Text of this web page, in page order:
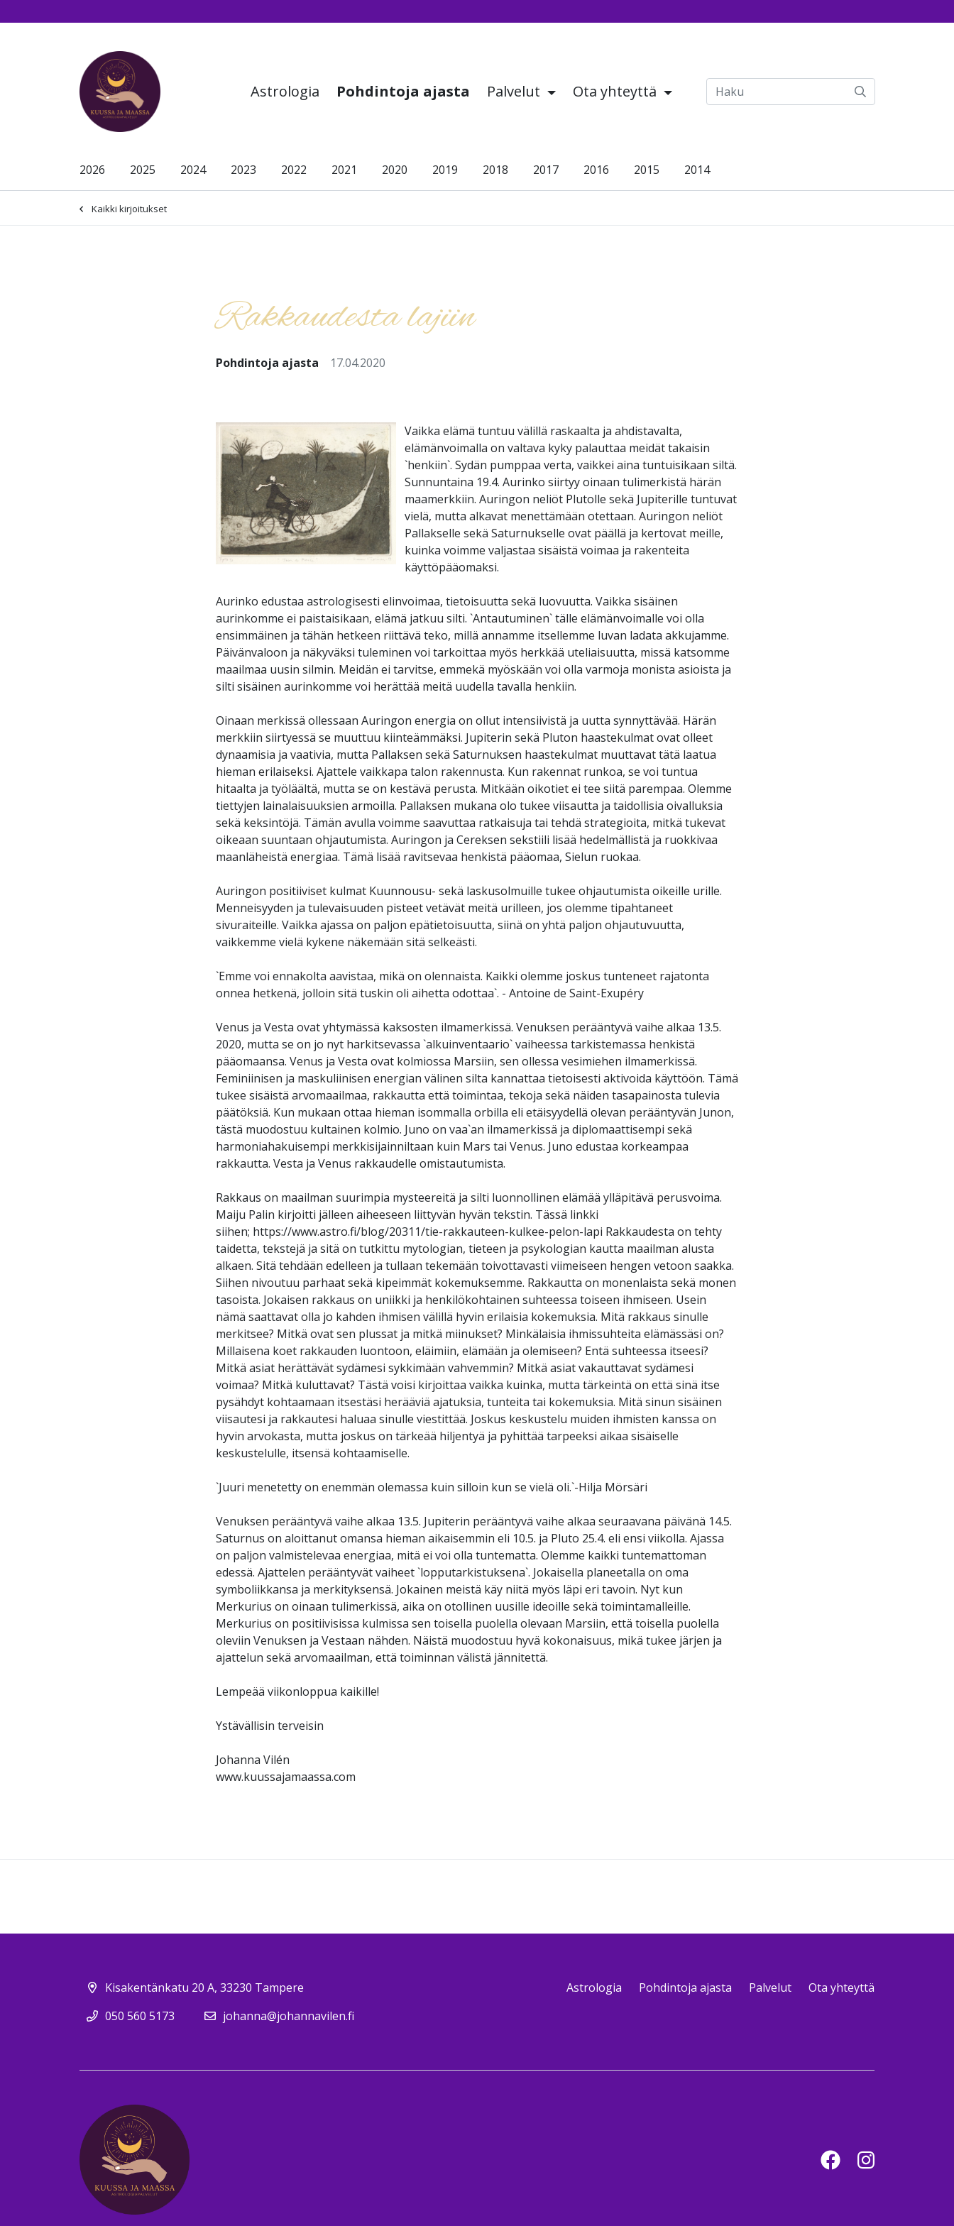
Astrologia Pohdintoja ajasta Palvelut Ota yhteyttä
2026 2025 2024 2023 2022 2021 2020 2019 2018 2017 2016 2015 2014
Kaikki kirjoitukset
Rakkaudesta lajiin
Pohdintoja ajasta 17.04.2020
Vaikka elämä tuntuu välillä raskaalta ja ahdistavalta,
elämänvoimalla on valtava kyky palauttaa meidät takaisin
`henkiin`. Sydän pumppaa verta, vaikkei aina tuntuisikaan siltä.
Sunnuntaina 19.4. Aurinko siirtyy oinaan tulimerkistä härän
maamerkkiin. Auringon neliöt Plutolle sekä Jupiterille tuntuvat
vielä, mutta alkavat menettämään otettaan. Auringon neliöt
Pallakselle sekä Saturnukselle ovat päällä ja kertovat meille,
kuinka voimme valjastaa sisäistä voimaa ja rakenteita
käyttöpääomaksi.
Aurinko edustaa astrologisesti elinvoimaa, tietoisuutta sekä luovuutta. Vaikka sisäinen
aurinkomme ei paistaisikaan, elämä jatkuu silti. `Antautuminen` tälle elämänvoimalle voi olla
ensimmäinen ja tähän hetkeen riittävä teko, millä annamme itsellemme luvan ladata akkujamme.
Päivänvaloon ja näkyväksi tuleminen voi tarkoittaa myös herkkää uteliaisuutta, missä katsomme
maailmaa uusin silmin. Meidän ei tarvitse, emmekä myöskään voi olla varmoja monista asioista ja
silti sisäinen aurinkomme voi herättää meitä uudella tavalla henkiin.
Oinaan merkissä ollessaan Auringon energia on ollut intensiivistä ja uutta synnyttävää. Härän
merkkiin siirtyessä se muuttuu kiinteämmäksi. Jupiterin sekä Pluton haastekulmat ovat olleet
dynaamisia ja vaativia, mutta Pallaksen sekä Saturnuksen haastekulmat muuttavat tätä laatua
hieman erilaiseksi. Ajattele vaikkapa talon rakennusta. Kun rakennat runkoa, se voi tuntua
hitaalta ja työläältä, mutta se on kestävä perusta. Mitkään oikotiet ei tee siitä parempaa. Olemme
tiettyjen lainalaisuuksien armoilla. Pallaksen mukana olo tukee viisautta ja taidollisia oivalluksia
sekä keksintöjä. Tämän avulla voimme saavuttaa ratkaisuja tai tehdä strategioita, mitkä tukevat
oikeaan suuntaan ohjautumista. Auringon ja Cereksen sekstiili lisää hedelmällistä ja ruokkivaa
maanläheistä energiaa. Tämä lisää ravitsevaa henkistä pääomaa, Sielun ruokaa.
Auringon positiiviset kulmat Kuunnousu- sekä laskusolmuille tukee ohjautumista oikeille urille.
Menneisyyden ja tulevaisuuden pisteet vetävät meitä urilleen, jos olemme tipahtaneet
sivuraiteille. Vaikka ajassa on paljon epätietoisuutta, siinä on yhtä paljon ohjautuvuutta,
vaikkemme vielä kykene näkemään sitä selkeästi.
`Emme voi ennakolta aavistaa, mikä on olennaista. Kaikki olemme joskus tunteneet rajatonta
onnea hetkenä, jolloin sitä tuskin oli aihetta odottaa`. - Antoine de Saint-Exupéry
Venus ja Vesta ovat yhtymässä kaksosten ilmamerkissä. Venuksen perääntyvä vaihe alkaa 13.5.
2020, mutta se on jo nyt harkitsevassa `alkuinventaario` vaiheessa tarkistemassa henkistä
pääomaansa. Venus ja Vesta ovat kolmiossa Marsiin, sen ollessa vesimiehen ilmamerkissä.
Feminiinisen ja maskuliinisen energian välinen silta kannattaa tietoisesti aktivoida käyttöön. Tämä
tukee sisäistä arvomaailmaa, rakkautta että toimintaa, tekoja sekä näiden tasapainosta tulevia
päätöksiä. Kun mukaan ottaa hieman isommalla orbilla eli etäisyydellä olevan perääntyvän Junon,
tästä muodostuu kultainen kolmio. Juno on vaa`an ilmamerkissä ja diplomaattisempi sekä
harmoniahakuisempi merkkisijainniltaan kuin Mars tai Venus. Juno edustaa korkeampaa
rakkautta. Vesta ja Venus rakkaudelle omistautumista.
Rakkaus on maailman suurimpia mysteereitä ja silti luonnollinen elämää ylläpitävä perusvoima.
Maiju Palin kirjoitti jälleen aiheeseen liittyvän hyvän tekstin. Tässä linkki
siihen; https://www.astro.fi/blog/20311/tie-rakkauteen-kulkee-pelon-lapi Rakkaudesta on tehty
taidetta, tekstejä ja sitä on tutkittu mytologian, tieteen ja psykologian kautta maailman alusta
alkaen. Sitä tehdään edelleen ja tullaan tekemään toivottavasti viimeiseen hengen vetoon saakka.
Siihen nivoutuu parhaat sekä kipeimmät kokemuksemme. Rakkautta on monenlaista sekä monen
tasoista. Jokaisen rakkaus on uniikki ja henkilökohtainen suhteessa toiseen ihmiseen. Usein
nämä saattavat olla jo kahden ihmisen välillä hyvin erilaisia kokemuksia. Mitä rakkaus sinulle
merkitsee? Mitkä ovat sen plussat ja mitkä miinukset? Minkälaisia ihmissuhteita elämässäsi on?
Millaisena koet rakkauden luontoon, eläimiin, elämään ja olemiseen? Entä suhteessa itseesi?
Mitkä asiat herättävät sydämesi sykkimään vahvemmin? Mitkä asiat vakauttavat sydämesi
voimaa? Mitkä kuluttavat? Tästä voisi kirjoittaa vaikka kuinka, mutta tärkeintä on että sinä itse
pysähdyt kohtaamaan itsestäsi herääviä ajatuksia, tunteita tai kokemuksia. Mitä sinun sisäinen
viisautesi ja rakkautesi haluaa sinulle viestittää. Joskus keskustelu muiden ihmisten kanssa on
hyvin arvokasta, mutta joskus on tärkeää hiljentyä ja pyhittää tarpeeksi aikaa sisäiselle
keskustelulle, itsensä kohtaamiselle.
`Juuri menetetty on enemmän olemassa kuin silloin kun se vielä oli.`-Hilja Mörsäri
Venuksen perääntyvä vaihe alkaa 13.5. Jupiterin perääntyvä vaihe alkaa seuraavana päivänä 14.5.
Saturnus on aloittanut omansa hieman aikaisemmin eli 10.5. ja Pluto 25.4. eli ensi viikolla. Ajassa
on paljon valmistelevaa energiaa, mitä ei voi olla tuntematta. Olemme kaikki tuntemattoman
edessä. Ajattelen perääntyvät vaiheet `lopputarkistuksena`. Jokaisella planeetalla on oma
symboliikkansa ja merkityksensä. Jokainen meistä käy niitä myös läpi eri tavoin. Nyt kun
Merkurius on oinaan tulimerkissä, aika on otollinen uusille ideoille sekä toimintamalleille.
Merkurius on positiivisissa kulmissa sen toisella puolella olevaan Marsiin, että toisella puolella
oleviin Venuksen ja Vestaan nähden. Näistä muodostuu hyvä kokonaisuus, mikä tukee järjen ja
ajattelun sekä arvomaailman, että toiminnan välistä jännitettä.
Lempeää viikonloppua kaikille!
Ystävällisin terveisin
Johanna Vilén
www.kuussajamaassa.com
Kisakentänkatu 20 A, 33230 Tampere
050 560 5173
johanna@johannavilen.fi
Astrologia Pohdintoja ajasta Palvelut Ota yhteyttä
FacebookInstagram